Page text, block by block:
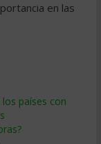
en las
los países con